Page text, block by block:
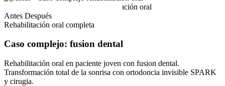
Antes Después
Rehabilitación oral completa
Caso complejo: fusion dental
Rehabilitación oral en paciente joven con fusion dental.
Transformación total de la sonrisa con ortodoncia invisible SPARK
y cirugia.